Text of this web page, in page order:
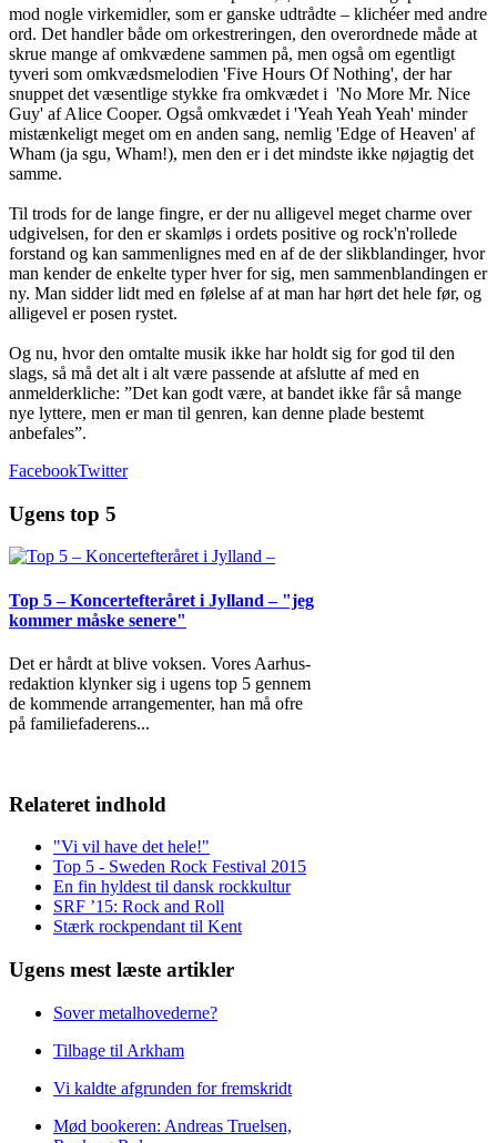
mod nogle virkemidler, som er ganske udtrådte – klichéer med andre
ord. Det handler både om orkestreringen, den overordnede måde at
skrue mange af omkvædene sammen på, men også om egentligt
tyveri som omkvædsmelodien 'Five Hours Of Nothing', der har
snuppet det væsentlige stykke fra omkvædet i 'No More Mr. Nice
Guy' af Alice Cooper. Også omkvædet i 'Yeah Yeah Yeah' minder
mistænkeligt meget om en anden sang, nemlig 'Edge of Heaven' af
Wham (ja sgu, Wham!), men den er i det mindste ikke nøjagtig det
samme.
Til trods for de lange fingre, er der nu alligevel meget charme over
udgivelsen, for den er skamløs i ordets positive og rock'n'rollede
forstand og kan sammenlignes med en af de der slikblandinger, hvor
man kender de enkelte typer hver for sig, men sammenblandingen er
ny. Man sidder lidt med en følelse af at man har hørt det hele før, og
alligevel er posen rystet.
Og nu, hvor den omtalte musik ikke har holdt sig for god til den
slags, så må det alt i alt være passende at afslutte af med en
anmelderkliche: ”Det kan godt være, at bandet ikke får så mange
nye lyttere, men er man til genren, kan denne plade bestemt
anbefales”.
FacebookTwitter
Ugens top 5
Top 5 – Koncertefteråret i Jylland – "jeg
kommer måske senere"
Det er hårdt at blive voksen. Vores Aarhus-
redaktion klynker sig i ugens top 5 gennem
de kommende arrangementer, han må ofre
på familiefaderens...
Relateret indhold
"Vi vil have det hele!"
Top 5 - Sweden Rock Festival 2015
En fin hyldest til dansk rockkultur
SRF ’15: Rock and Roll
Stærk rockpendant til Kent
Ugens mest læste artikler
Sover metalhovederne?
Tilbage til Arkham
Vi kaldte afgrunden for fremskridt
Mød bookeren: Andreas Truelsen,